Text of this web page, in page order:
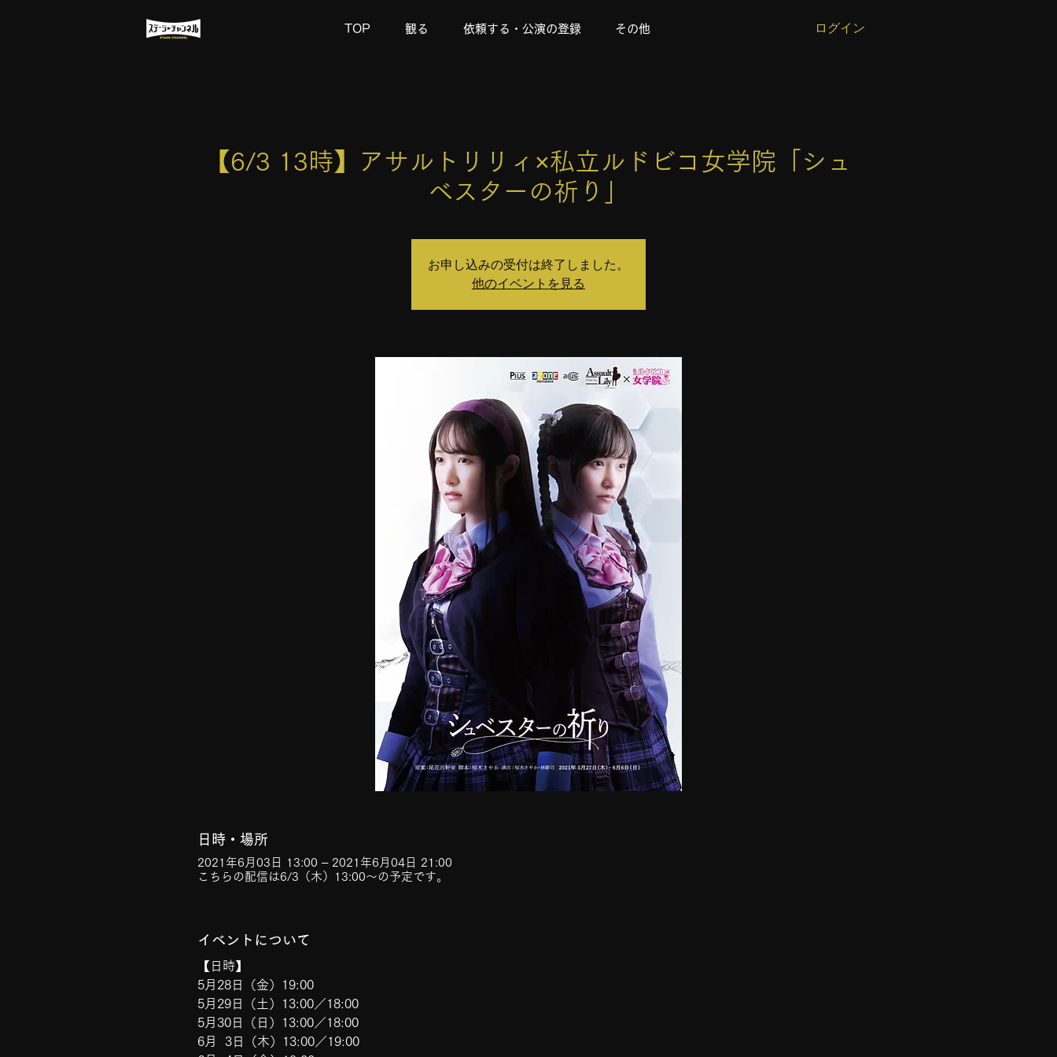
TOP 観る 依頼する・公演の登録 その他 ログイン
【6/3 13時】アサルトリリィ×私立ルドビコ女学院「シュ
ベスターの祈り」
お申し込みの受付は終了しました。
他のイベントを見る
日時・場所
2021年6月03日 13:00 – 2021年6月04日 21:00
こちらの配信は6/3（木）13:00〜の予定です。
イベントについて
【日時】
5月28日（金）19:00
5月29日（土）13:00／18:00
5月30日（日）13:00／18:00
6月  3日（木）13:00／19:00